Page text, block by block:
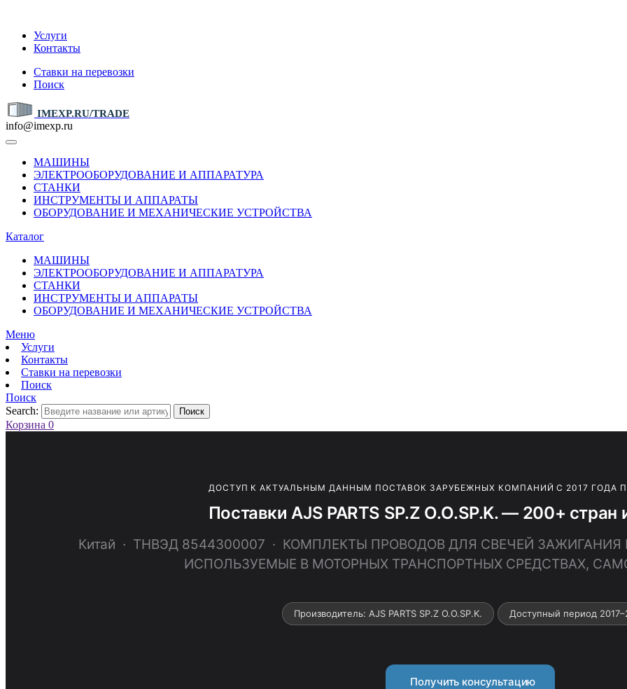
Услуги
Контакты
Ставки на перевозки
Поиск
IMEXP.RU/TRADE
info@imexp.ru
МАШИНЫ
ЭЛЕКТРООБОРУДОВАНИЕ И АППАРАТУРА
СТАНКИ
ИНСТРУМЕНТЫ И АППАРАТЫ
ОБОРУДОВАНИЕ И МЕХАНИЧЕСКИЕ УСТРОЙСТВА
Каталог
МАШИНЫ
ЭЛЕКТРООБОРУДОВАНИЕ И АППАРАТУРА
СТАНКИ
ИНСТРУМЕНТЫ И АППАРАТЫ
ОБОРУДОВАНИЕ И МЕХАНИЧЕСКИЕ УСТРОЙСТВА
Меню
Услуги
Контакты
Ставки на перевозки
Поиск
Поиск
Search:
Поиск
Корзина 0
ДОСТУП К АКТУАЛЬНЫМ ДАННЫМ ПОСТАВОК ЗАРУБЕЖНЫХ КОМПАНИЙ С 2017 ГОДА
Поставки AJS PARTS SP.Z O.O.SP.K. — 200+ стран
Китай · ТНВЭД 8544300007 · КОМПЛЕКТЫ ПРОВОДОВ ДЛЯ СВЕЧЕЙ
ИСПОЛЬЗУЕМЫЕ В МОТОРНЫХ ТРАНСПОРТНЫХ СРЕДСТВАХ,
Производитель: AJS PARTS SP.Z O.O.SP.K. Доступный период
Получить консультацию